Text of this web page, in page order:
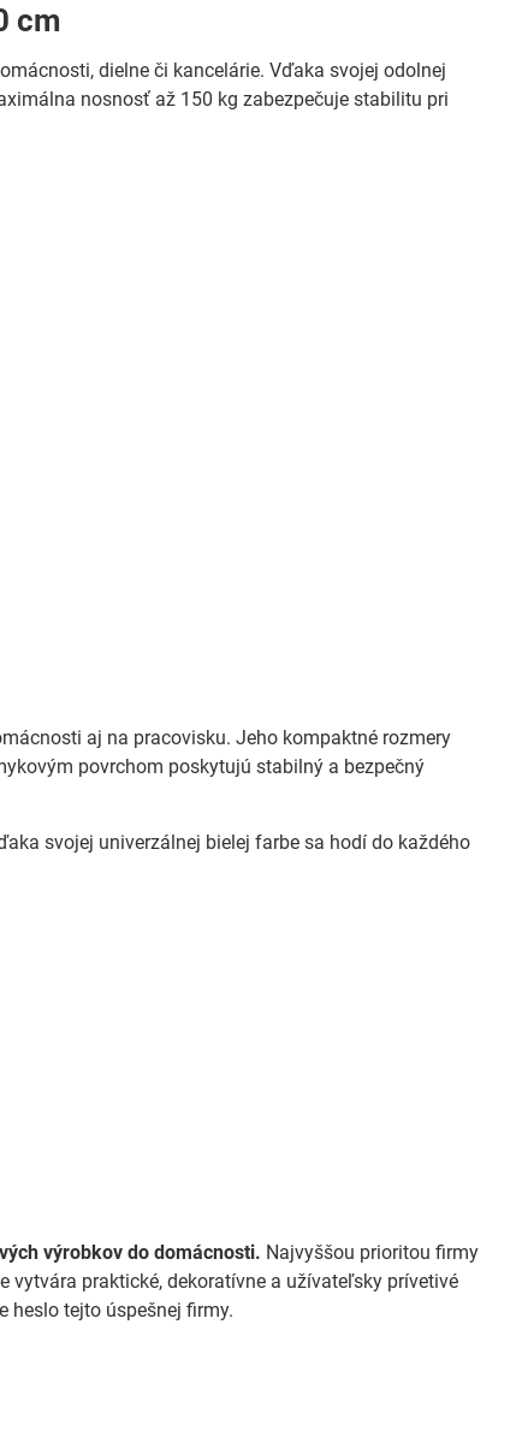
cm
dielne či kancelárie. Vďaka svojej odolnej
nosnosť až 150 kg zabezpečuje stabilitu pri
aj na pracovisku. Jeho kompaktné rozmery
povrchom poskytujú stabilný a bezpečný
svojej univerzálnej bielej farbe sa hodí do každého
výrobkov do domácnosti. Najvyššou prioritou firmy
vytvára praktické, dekoratívne a užívateľsky prívetivé
heslo tejto úspešnej firmy.